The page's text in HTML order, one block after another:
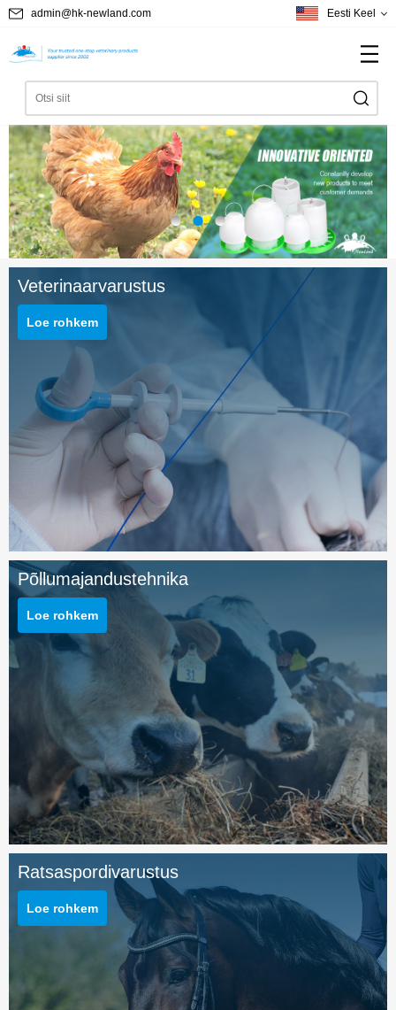
admin@hk-newland.com Eesti Keel
Veterinaarvarustus
Loe rohkem
Põllumajandustehnika
Loe rohkem
Ratsaspordivarustus
Loe rohkem